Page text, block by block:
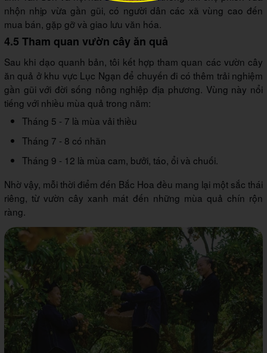
nhộn nhịp vừa gần gũi, có người dân các xã vùng cao đến
mua bán, gặp gỡ và giao lưu văn hóa.
4.5 Tham quan vườn cây ăn quả
Sau khi dạo quanh bản, tôi kết hợp tham quan các vườn cây
ăn quả ở khu vực Lục Ngạn để chuyến đi có thêm trải nghiệm
gần gũi với đời sống nông nghiệp địa phương. Vùng này nổi
tiếng với nhiều mùa quả trong năm:
Tháng 5 - 7 là mùa vải thiều
Tháng 7 - 8 có nhãn
Tháng 9 - 12 là mùa cam, bưởi, táo, ổi và chuối.
Nhờ vậy, mỗi thời điểm đến Bắc Hoa đều mang lại một sắc thái
riêng, từ vườn cây xanh mát đến những mùa quả chín rộn
ràng.